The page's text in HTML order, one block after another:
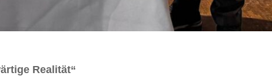
Realität“